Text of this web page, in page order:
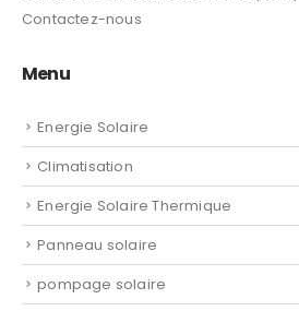
Contactez-nous
Menu
Energie Solaire
Climatisation
Energie Solaire Thermique
Panneau solaire
pompage solaire